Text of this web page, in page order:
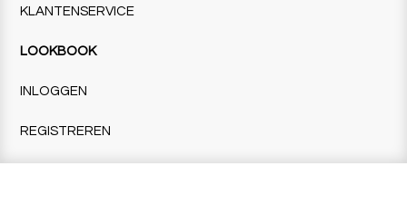
KLANTENSERVICE
LOOKBOOK
INLOGGEN
REGISTREREN